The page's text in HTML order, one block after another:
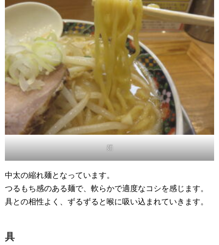
麺
中太の縮れ麺となっています。
つるもち感のある麺で、軟らかで適度なコシを感じます。
具との相性よく、ずるずると喉に吸い込まれていきます。
具